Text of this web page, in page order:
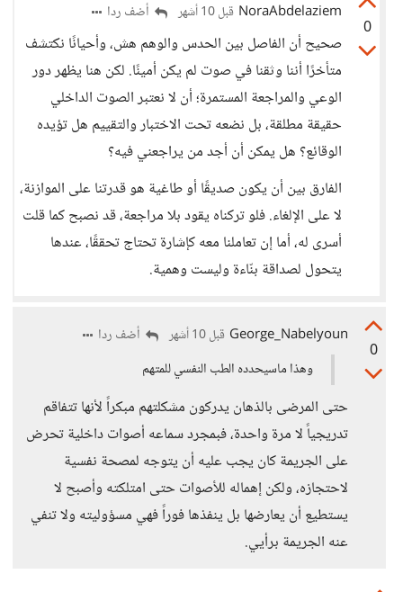
0
NoraAbdelaziem قبل 10 أشهر أضف ردا
صحيح أن الفاصل بين الحدس والوهم هش، وأحيانًا نكتشف
متأخرًا أننا وثقنا في صوت لم يكن أمينًا. لكن هنا يظهر دور
الوعي والمراجعة المستمرة؛ أن لا نعتبر الصوت الداخلي
حقيقة مطلقة، بل نضعه تحت الاختبار والتقييم هل تؤيده
الوقائع؟ هل يمكن أن أجد من يراجعني فيه؟
الفارق بين أن يكون صديقًا أو طاغية هو قدرتنا على الموازنة،
لا على الإلغاء. فلو تركناه يقود بلا مراجعة، قد نصبح كما قلت
أسرى له، أما إن تعاملنا معه كإشارة تحتاج تحققًا، عندها
يتحول لصداقة بنّاءة وليست وهمية.
0
George_Nabelyoun قبل 10 أشهر
أضف ردا
وهذا ماسيحدده الطب النفسي للمتهم
حتى المرضى بالذهان يدركون مشكلتهم مبكراً لأنها تتفاقم
تدريجياً لا مرة واحدة، فبمجرد سماعه أصوات داخلية تحرض
على الجريمة كان يجب عليه أن يتوجه لمصحة نفسية
لاحتجازه، ولكن إهماله للأصوات حتى امتلكته وأصبح لا
يستطيع أن يعارضها بل ينفذها فوراً فهي مسؤوليته ولا تنفي
عنه الجريمة برأيي.